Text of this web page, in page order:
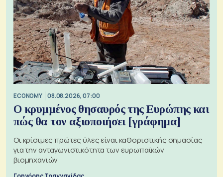
ECONOMY 08.08.2026, 07:00
Ο κρυμμένος θησαυρός της Ευρώπης και
πώς θα τον αξιοποιήσει [γράφημα]
Οι κρίσιμες πρώτες ύλες είναι καθοριστικής σημασίας
για την ανταγωνιστικότητα των ευρωπαϊκών
βιομηχανιών